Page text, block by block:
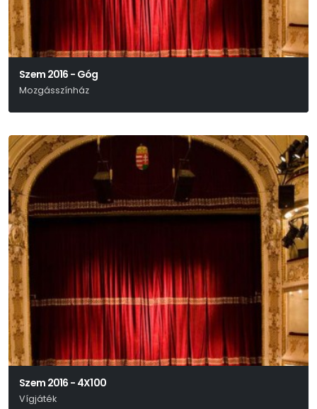
Szem 2016 - Góg
Mozgásszínház
Szem 2016 - 4X100
Vígjáték